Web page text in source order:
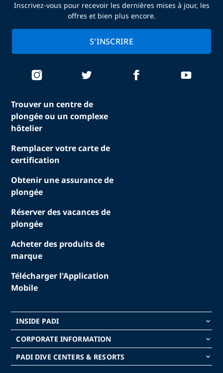
Trouver un centre de
plongée ou un complexe
hôtelier
Remplacer votre carte de
certification
Obtenir une assurance de
plongée
Réserver des vacances de
plongée
Acheter des produits de
marque
Télécharger l'Application
Mobile
INSIDE PADI keyboard_arrow_down
CORPORATE INFORMATION keyboard_arrow_down
PADI DIVE CENTERS & RESORTS keyboard_arrow_down
Inscrivez-vous pour recevoir les dernières mises à jour, les
offres et bien plus encore.
S'INSCRIRE